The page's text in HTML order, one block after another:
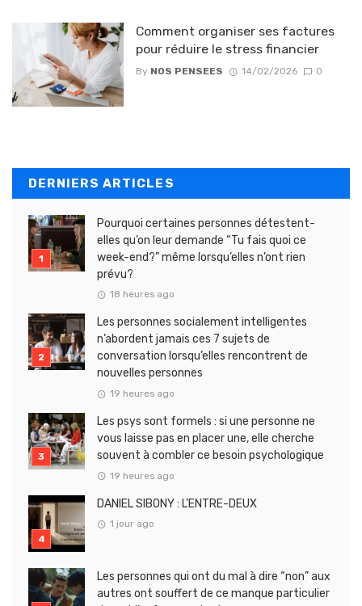
Comment organiser ses factures
pour réduire le stress financier
By NOS PENSEES 14/02/2026 0
DERNIERS ARTICLES
Pourquoi certaines personnes détestent-
elles qu’on leur demande “Tu fais quoi ce
week-end?” même lorsqu’elles n’ont rien
prévu?
18 heures ago
Les personnes socialement intelligentes
n’abordent jamais ces 7 sujets de
conversation lorsqu’elles rencontrent de
nouvelles personnes
19 heures ago
Les psys sont formels : si une personne ne
vous laisse pas en placer une, elle cherche
souvent à combler ce besoin psychologique
19 heures ago
DANIEL SIBONY : L’ENTRE-DEUX
1 jour ago
Les personnes qui ont du mal à dire “non” aux
autres ont souffert de ce manque particulier